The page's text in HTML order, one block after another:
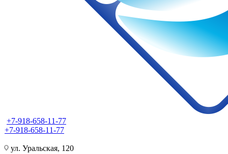
+7-918-658-11-77
+7-918-658-11-77
ул. Уральская, 120